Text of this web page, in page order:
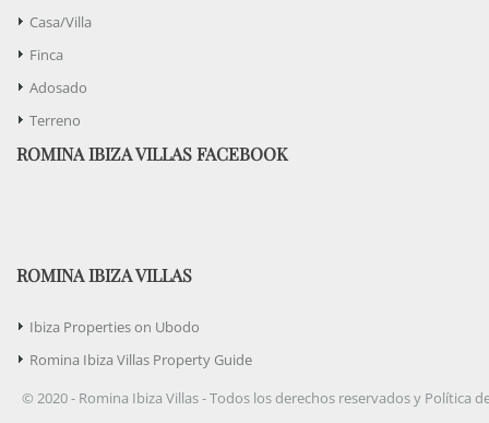
Casa/Villa
Finca
Adosado
Terreno
ROMINA IBIZA VILLAS FACEBOOK
ROMINA IBIZA VILLAS
Ibiza Properties on Ubodo
Romina Ibiza Villas Property Guide
© 2020 - Romina Ibiza Villas - Todos los derechos reservados y Política